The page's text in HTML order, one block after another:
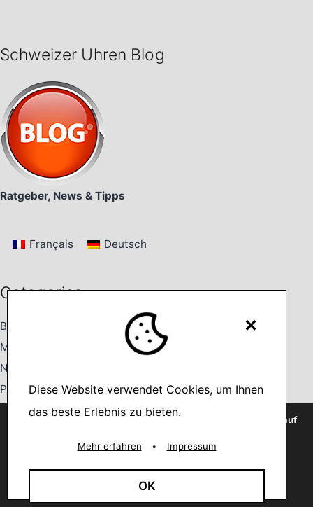
Schweizer Uhren Blog
Ratgeber, News & Tipps
Français Deutsch
Categories
Bestseller
Mode Fashion Tipps
(92)
Neuheiten
Promis und ihre Uhren(16)
Taschenuhren(17)
Uhrenhersteller(65)
Wanduhren(65)
×
Diese Website verwendet Cookies, um Ihnen
das beste Erlebnis zu bieten.
Mehr erfahren • Impressum
OK
Wir verwenden Cookies, um dir die bestmögliche Erfahrung auf
You can find out more about which cookies we are using or